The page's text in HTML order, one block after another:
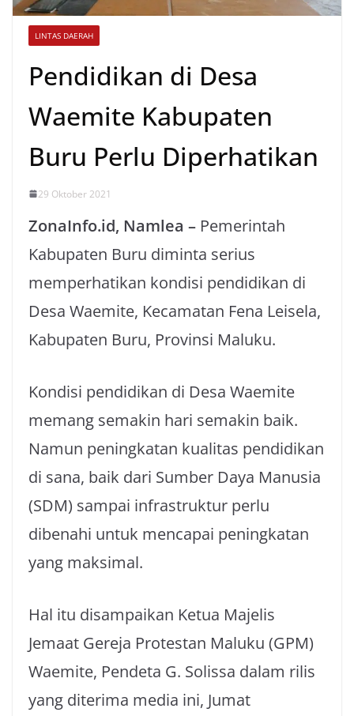
LINTAS DAERAH
Pendidikan di Desa
Waemite Kabupaten
Buru Perlu Diperhatikan
29 Oktober 2021
ZonaInfo.id, Namlea – Pemerintah
Kabupaten Buru diminta serius
memperhatikan kondisi pendidikan di
Desa Waemite, Kecamatan Fena Leisela,
Kabupaten Buru, Provinsi Maluku.
Kondisi pendidikan di Desa Waemite
memang semakin hari semakin baik.
Namun peningkatan kualitas pendidikan
di sana, baik dari Sumber Daya Manusia
(SDM) sampai infrastruktur perlu
dibenahi untuk mencapai peningkatan
yang maksimal.
Hal itu disampaikan Ketua Majelis
Jemaat Gereja Protestan Maluku (GPM)
Waemite, Pendeta G. Solissa dalam rilis
yang diterima media ini, Jumat